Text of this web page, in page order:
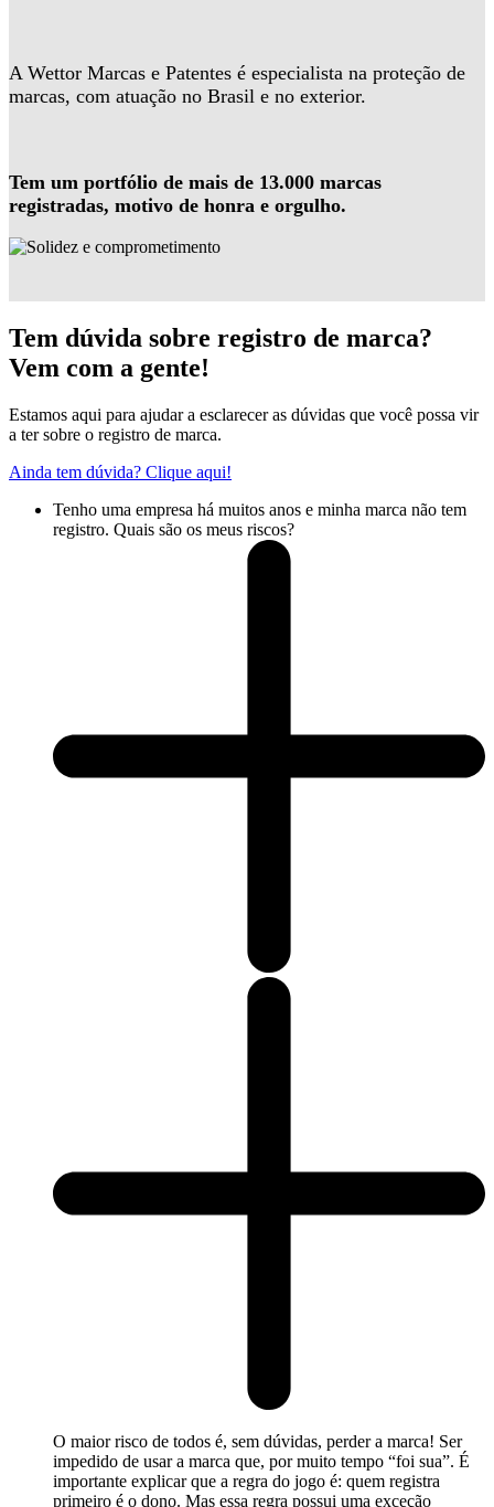
A Wettor Marcas e Patentes é especialista na proteção de
marcas, com atuação no Brasil e no exterior.
Tem um portfólio de mais de 13.000 marcas
registradas, motivo de honra e orgulho.
Tem dúvida sobre registro de marca?
Vem com a gente!
Estamos aqui para ajudar a esclarecer as dúvidas que você possa vir
a ter sobre o registro de marca.
Ainda tem dúvida? Clique aqui!
Tenho uma empresa há muitos anos e minha marca não tem
registro. Quais são os meus riscos?
O maior risco de todos é, sem dúvidas, perder a marca! Ser
impedido de usar a marca que, por muito tempo “foi sua”. É
importante explicar que a regra do jogo é: quem registra
primeiro é o dono. Mas essa regra possui uma exceção